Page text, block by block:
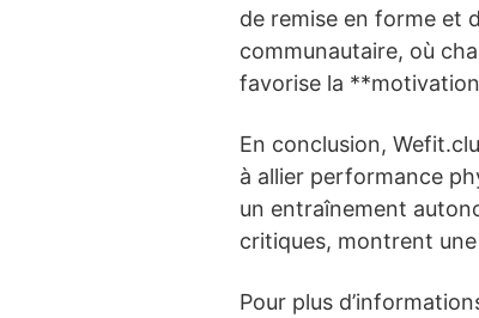
de remise en forme et
communautaire, où
favorise la
En conclusion,
à allier performance
un entraînement
critiques, montrent une
Pour plus